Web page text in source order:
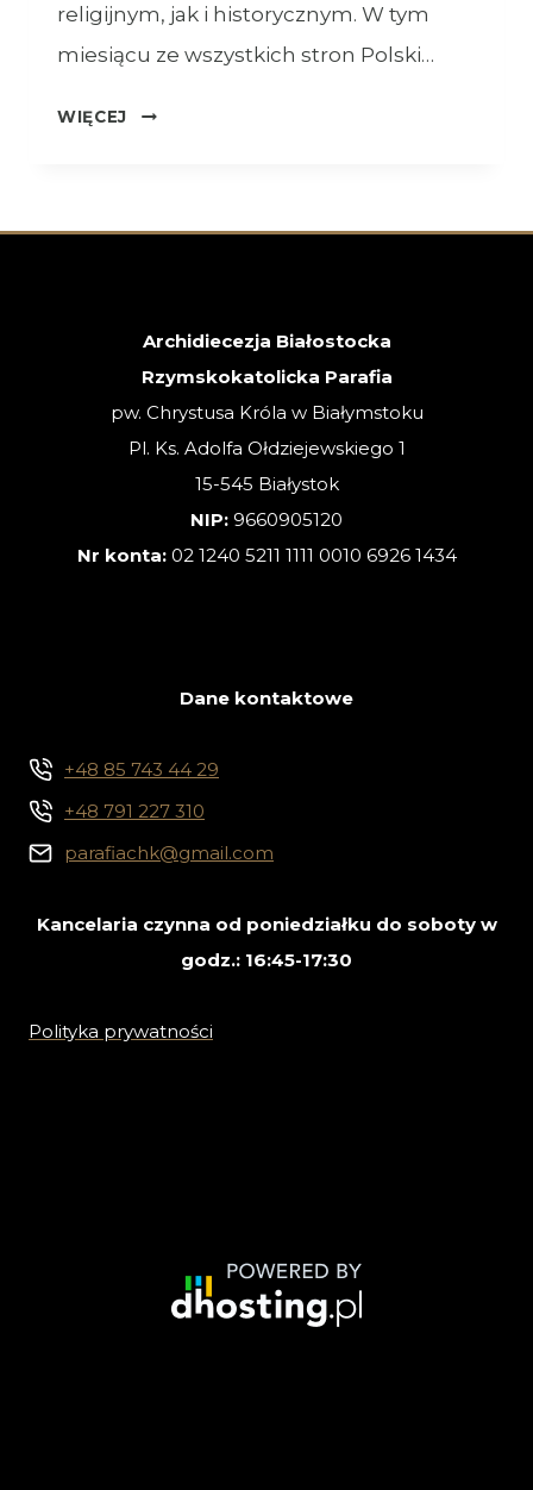
religijnym, jak i historycznym. W tym
miesiącu ze wszystkich stron Polski…
WIĘCEJ
OGŁOSZENIA
ZWYKŁA
Archidiecezja Białostocka
Rzymskokatolicka Parafia
pw. Chrystusa Króla w Białymstoku
Pl. Ks. Adolfa Ołdziejewskiego 1
15-545 Białystok
NIP: 9660905120
Nr konta: 02 1240 5211 1111 0010 6926 1434
Dane kontaktowe
+48 85 743 44 29
+48 791 227 310
parafiachk@gmail.com
Kancelaria czynna od poniedziałku do soboty w
godz.: 16:45-17:30
Polityka prywatności